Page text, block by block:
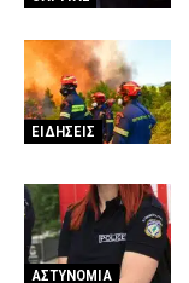
ΕΙΔΗΣΕΙΣ
ΑΣΤΥΝΟΜΙΑ